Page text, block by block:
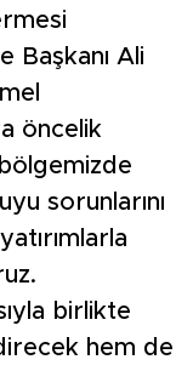
Başkanı Ali
öncelik
sorunlarını
birlikte
hem de